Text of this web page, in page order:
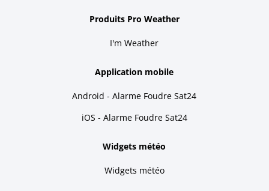
Produits Pro Weather
I'm Weather
Application mobile
Android - Alarme Foudre Sat24
iOS - Alarme Foudre Sat24
Widgets météo
Widgets météo